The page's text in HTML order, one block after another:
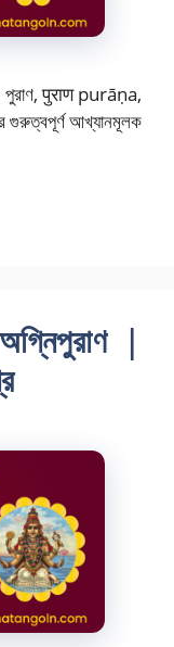
পুরাণ, पुराण purāṇa,
গুরুত্বপূর্ণ আখ্যানমূলক
|